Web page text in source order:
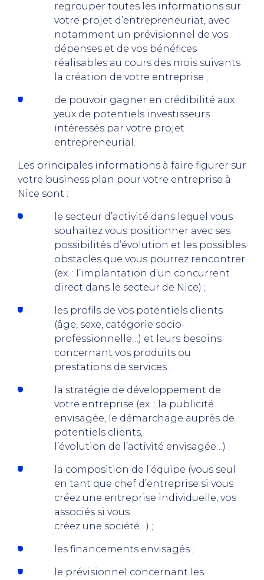
regrouper toutes les informations sur
votre projet d’entrepreneuriat, avec
notamment un prévisionnel de vos
dépenses et de vos bénéfices
réalisables au cours des mois suivants
la création de votre entreprise ;
de pouvoir gagner en crédibilité aux
yeux de potentiels investisseurs
intéressés par votre projet
entrepreneurial.
Les principales informations à faire figurer sur
votre business plan pour votre entreprise à
Nice sont :
le secteur d’activité dans lequel vous
souhaitez vous positionner avec ses
possibilités d’évolution et les possibles
obstacles que vous pourrez rencontrer
(ex. : l’implantation d’un concurrent
direct dans le secteur de Nice) ;
les profils de vos potentiels clients
(âge, sexe, catégorie socio-
professionnelle…) et leurs besoins
concernant vos produits ou
prestations de services ;
la stratégie de développement de
votre entreprise (ex. : la publicité
envisagée, le démarchage auprès de
potentiels clients,
l’évolution de l’activité envisagée…) ;
la composition de l’équipe (vous seul
en tant que chef d’entreprise si vous
créez une entreprise individuelle, vos
associés si vous
créez une société…) ;
les financements envisagés ;
le prévisionnel concernant les